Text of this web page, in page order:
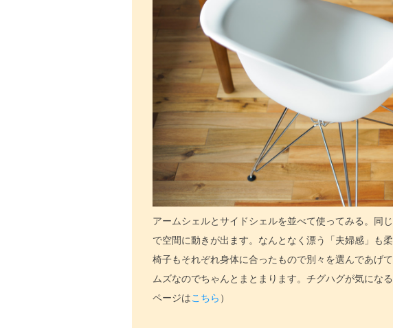
アームシェルとサイドシェルを並べて使ってみる。同
で空間に動きが出ます。なんとなく漂う「夫婦感」も
椅子もそれぞれ身体に合ったもので別々を選んであげ
ムズなのでちゃんとまとまります。チグハグが気にな
ページはこちら ）